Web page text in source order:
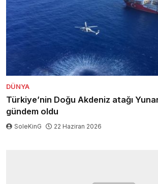
DÜNYA
Türkiye’nin Doğu Akdeniz atağı
gündem oldu
SoleKinG 22 Haziran 2026